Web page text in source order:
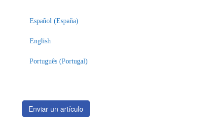
Español (España)
English
Português (Portugal)
un
artículo
Enviar un artículo